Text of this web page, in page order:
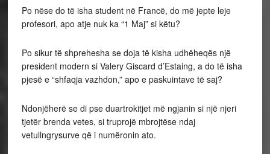
Po nëse do të isha student në Francë, do më jepte leje
profesori, apo atje nuk ka “1 Maj” si këtu?
Po sikur të shprehesha se doja të kisha udhëheqës një
president modern si Valery Giscard d’Estaing, a do të isha
pjesë e “shfaqja vazhdon,” apo e paskuintave të saj?
Ndonjëherë se di pse duartrokitjet më ngjanin si një njeri
tjetër brenda vetes, si truprojë mbrojtëse ndaj
vetullngrysurve që i numëronin ato.